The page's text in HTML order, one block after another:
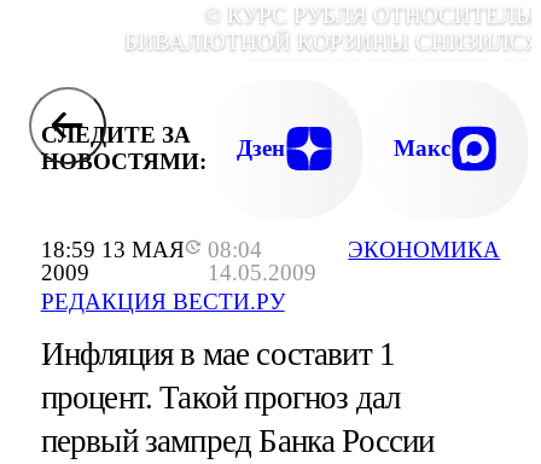
18:59 13 МАЯ
2009
08:04
14.05.2009
РЕДАКЦИЯ ВЕСТИ.РУ
ЭКОНОМИКА
© КУРС РУБЛЯ
БИВАЛЮТНОЙ КОРЗИНЫ
СЛЕДИТЕ ЗА
НОВОСТЯМИ:
Дзен Макс
Инфляция в мае составит 1
процент. Такой прогноз дал
первый зампред Банка России